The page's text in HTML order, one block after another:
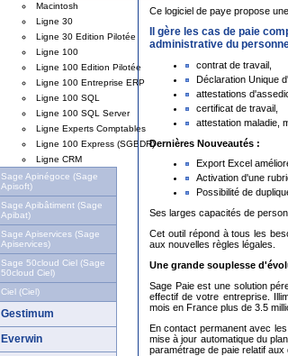
Macintosh
Ligne 30
Ligne 30 Edition Pilotée
Ligne 100
Ligne 100 Edition Pilotée
Ligne 100 Entreprise ERP
Ligne 100 SQL
Ligne 100 SQL Server
Ligne Experts Comptables
Ligne 100 Express (SGBDR)
Ligne CRM
Sage Apinégoce (Sage
Apisoft)
Sage Apibâtiment (Sage
Apibat)
Sage Apiservices (Sage
Apiservices)
Sage 50cloud Ciel (Sage
50cloud Ciel)
Ciel (Ciel)
Gestimum
Everwin
Ce logiciel de paye propose
Il gère les cas de paie
administrative du
contrat de travail,
Déclaration Unique
attestations
certificat de travail,
attestation maladie,
Dernières Nouveautés :
Export Excel
Activation d'une
Possibilité de
Ses larges capacités de
Cet outil répond à tous les
aux nouvelles règles légales.
Une grande souplesse
Sage Paie est une solution
effectif de votre entreprise.
mois en France plus de 3.5
En contact permanent avec
mise à jour automatique du
paramétrage de paie relatif